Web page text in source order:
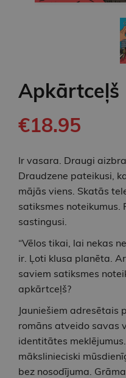
Apkārtceļš
€18.95
Ir vasara. Draugi
Draudzene pateikusi,
mājās viens. Skatās
satiksmes noteikumus.
sastingusi.
“Vēlos tikai, lai nekas
ir. Ļoti klusa planēta.
saviem satiksmes
apkārtceļš?
Jauniešiem adresētais
romāns atveido savas
identitātes
mākslinieciski
bez nosodījuma.